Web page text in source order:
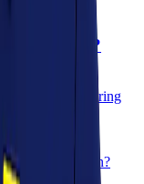
Bedanya?
Dalam dunia
cold chain sering
serta
Memahami
produk tetap
Itu Cold Chain?